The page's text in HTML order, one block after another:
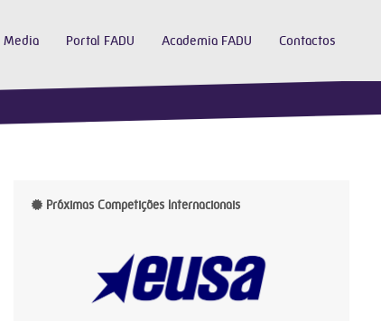
Media Portal FADU Academia FADU Contactos
Próximas Competições Internacionais